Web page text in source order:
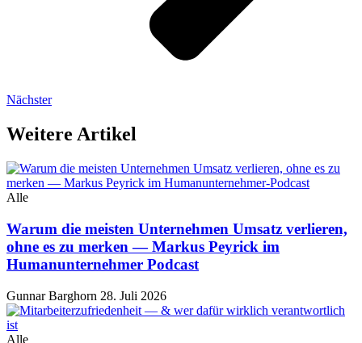
Nächster
Weitere Artikel
Alle
Warum die meisten Unternehmen Umsatz verlieren,
ohne es zu merken — Markus Peyrick im
Humanunternehmer Podcast
Gunnar Barghorn 28. Juli 2026
Alle